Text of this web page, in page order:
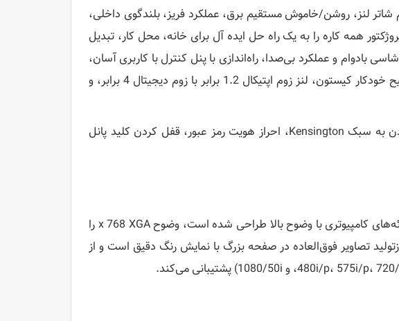
لنز، روشن/خاموش مستقیم برق، عملکرد فریز، بلندگوی داخلی،
پوند (2.1 کیلوگرم)، این پروژکتور همه کاره را به یک راه حل ایده آل برای خانه، محل کار، تبدیل
و عملکرد بی‌صدا، راه‌اندازی با پنل کنترل با کاربری آسان،
قابلیت‌های پیش‌بینی نصب در جلو/عقب/سقف، تصحیح خودکار کیستون، لنز زوم اپتیکال 1.2 برابر با زوم دیجیتال 4 برابر، و
برای آرامش بیشتر، Sony VPL-DX15 قابلیت قفل کردن به سبک Kensington، احراز هویت رمز عبور، قفل کردن کلید پانل
این پروژکتور که برای برآورده کردن و فراتر از نیازهای ارائه‌های کامپیوتری با وضوح بالا طراحی شده است، وضوح x 768 XGA را
قادر به بازتولید تصاویر فوق‌العاده در صفحه بزرگ با نمایش رنگ دقیق است و از